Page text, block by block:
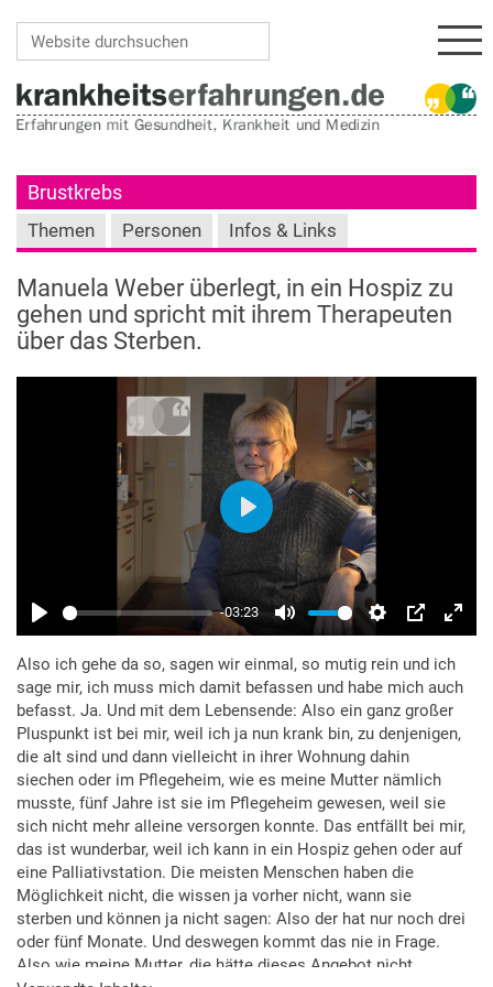
Brustkrebs
Themen Personen Infos & Links
Manuela Weber überlegt, in ein Hospiz zu
gehen und spricht mit ihrem Therapeuten
über das Sterben.
Also ich gehe da so, sagen wir einmal, so mutig rein und ich
sage mir, ich muss mich damit befassen und habe mich auch
befasst. Ja. Und mit dem Lebensende: Also ein ganz großer
Pluspunkt ist bei mir, weil ich ja nun krank bin, zu denjenigen,
die alt sind und dann vielleicht in ihrer Wohnung dahin
siechen oder im Pflegeheim, wie es meine Mutter nämlich
musste, fünf Jahre ist sie im Pflegeheim gewesen, weil sie
sich nicht mehr alleine versorgen konnte. Das entfällt bei mir,
das ist wunderbar, weil ich kann in ein Hospiz gehen oder auf
eine Palliativstation. Die meisten Menschen haben die
Möglichkeit nicht, die wissen ja vorher nicht, wann sie
sterben und können ja nicht sagen: Also der hat nur noch drei
oder fünf Monate. Und deswegen kommt das nie in Frage.
Also wie meine Mutter, die hätte dieses Angebot nicht